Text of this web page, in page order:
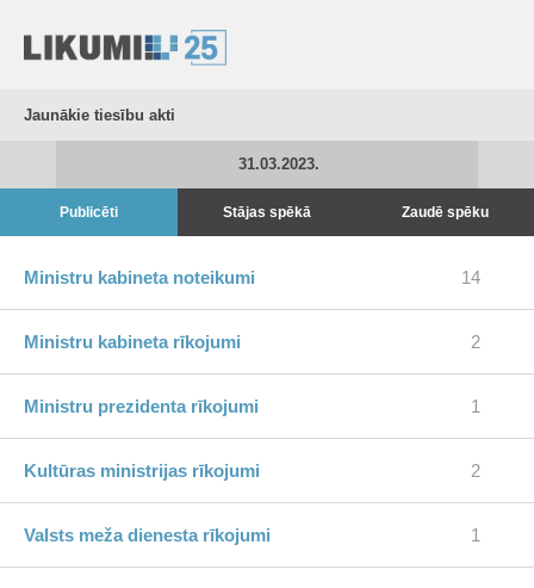
Jaunākie tiesību akti
31.03.2023.
Publicēti Stājas spēkā Zaudē spēku
Ministru kabineta noteikumi 14
Ministru kabineta rīkojumi 2
Ministru prezidenta rīkojumi 1
Kultūras ministrijas rīkojumi 2
Valsts meža dienesta rīkojumi 1